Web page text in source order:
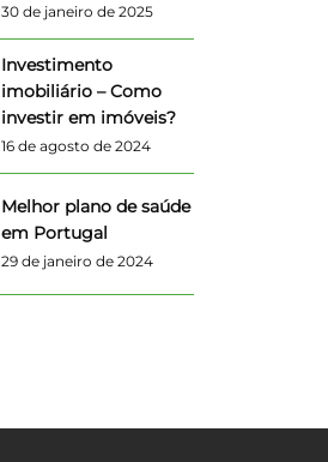
30 de janeiro de 2025
Investimento
imobiliário – Como
investir em imóveis?
16 de agosto de 2024
Melhor plano de saúde
em Portugal
29 de janeiro de 2024